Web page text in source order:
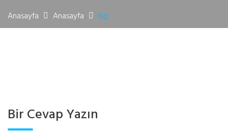
Anasayfa Anasayfa bg
Bir Cevap Yazın